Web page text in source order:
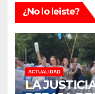
¿No lo leiste?
ACTUALIDAD
LA